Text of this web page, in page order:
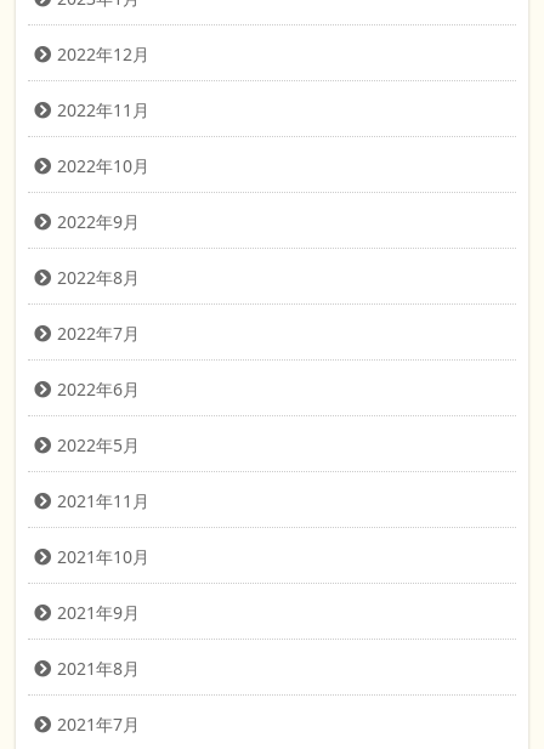
2022年12月
2022年11月
2022年10月
2022年9月
2022年8月
2022年7月
2022年6月
2022年5月
2021年11月
2021年10月
2021年9月
2021年8月
2021年7月